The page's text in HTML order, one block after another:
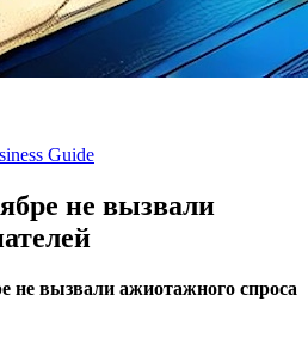
Guide
не вызвали
не вызвали ажиотажного спроса